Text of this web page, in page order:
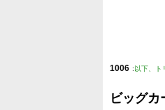
1006 : 以下、ト
ビッグカ